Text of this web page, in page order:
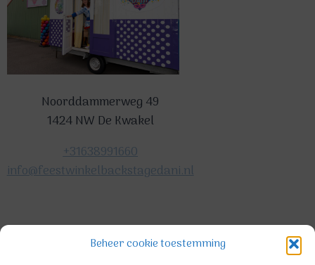
Beheer cookie toestemming
Noorddammerweg 49
1424 NW De Kwakel
+31638991660
info@feestwinkelbackstagedani.nl
©2025 TeDa-design